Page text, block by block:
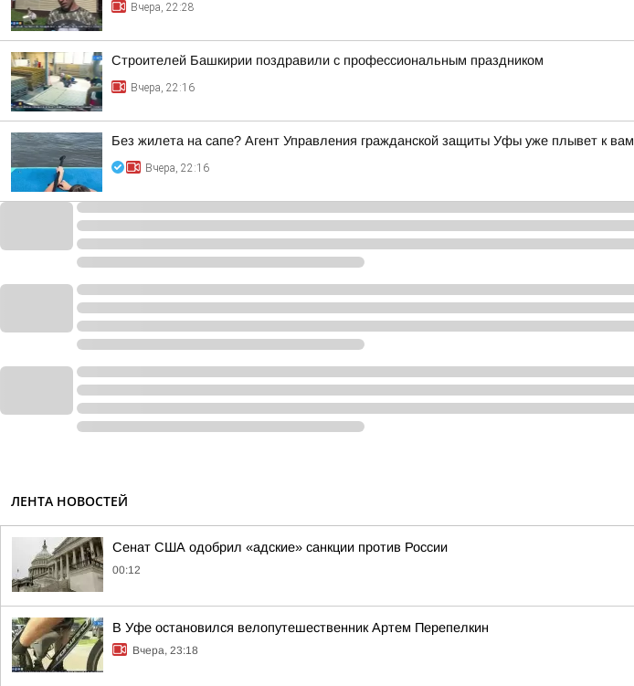
Вчера, 22:28
Строителей Башкирии поздравили с профессиональным праздником
Вчера, 22:16
Без жилета на сапе? Агент Управления гражданской защиты Уфы уже плывет к вам
Вчера, 22:16
ЛЕНТА НОВОСТЕЙ
Сенат США одобрил «адские» санкции против России
00:12
В Уфе остановился велопутешественник Артем Перепелкин
Вчера, 23:18